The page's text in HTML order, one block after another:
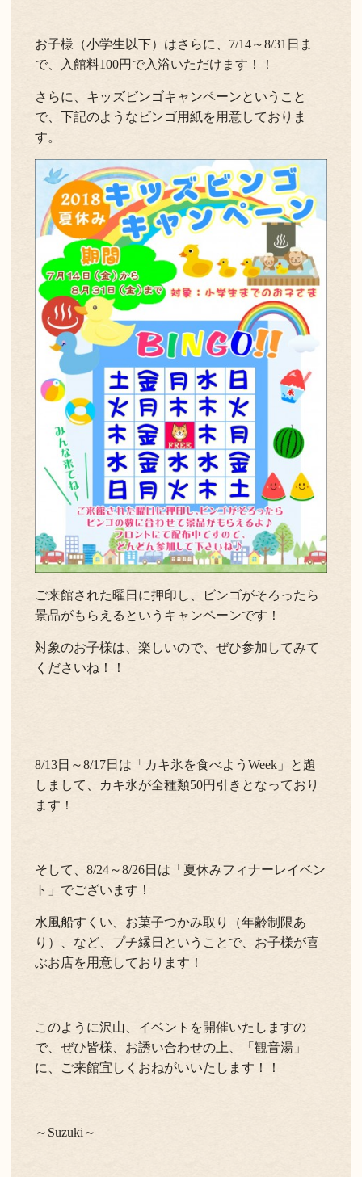
お子様（小学生以下）はさらに、7/14～8/31日ま
で、入館料100円で入浴いただけます！！
さらに、キッズビンゴキャンペーンということ
で、下記のようなビンゴ用紙を用意しておりま
す。
ご来館された曜日に押印し、ビンゴがそろったら
景品がもらえるというキャンペーンです！
対象のお子様は、楽しいので、ぜひ参加してみて
くださいね！！
8/13日～8/17日は「カキ氷を食べようWeek」と題
しまして、カキ氷が全種類50円引きとなっており
ます！
そして、8/24～8/26日は「夏休みフィナーレイベン
ト」でございます！
水風船すくい、お菓子つかみ取り（年齢制限あ
り）、など、プチ縁日ということで、お子様が喜
ぶお店を用意しております！
このように沢山、イベントを開催いたしますの
で、ぜひ皆様、お誘い合わせの上、「観音湯」
に、ご来館宜しくおねがいいたします！！
～Suzuki～